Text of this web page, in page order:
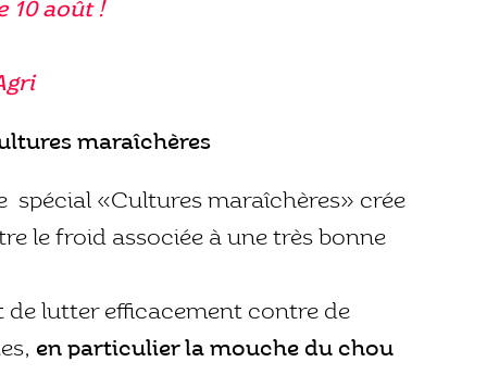
10 août !
maraîchères
spécial «Cultures maraîchères» crée
le froid associée à une très bonne
de lutter efficacement contre de
en particulier la mouche du chou